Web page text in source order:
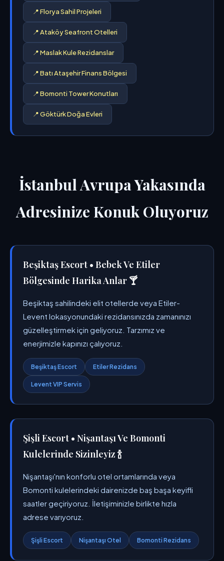
📍 Florya Sahil Projeleri
📍 Ataköy Seafront Otelleri
📍 Maslak Kule Rezidanslar
📍 Batı Ataşehir Finans Bölgesi
📍 Bomonti Tower Konutları
📍 Göktürk Doğa Evleri
İstanbul Avrupa Yakasında
Adresinize Konuk Oluyoruz
Beşiktaş Escort • Bebek Ve Etiler
Bölgesinde Harika Anlar 🍸
Beşiktaş sahilindeki elit otellerde veya Etiler-
Levent lokasyonundaki rezidansınızda zamanınızı
güzelleştirmek için geliyoruz. Tarzımız ve
enerjimizle kapınızı çalıyoruz.
Beşiktaş Escort Etiler Rezidans
Levent VIP Servis
Şişli Escort • Nişantaşı Ve Bomonti
Kulelerinde Sizinleyiz 🍾
Nişantaşı'nın konforlu otel ortamlarında veya
Bomonti kulelerindeki dairenizde baş başa keyifli
saatler geçiriyoruz. İletişiminizle birlikte hızla
adrese varıyoruz.
Şişli Escort Nişantaşı Otel Bomonti Rezidans